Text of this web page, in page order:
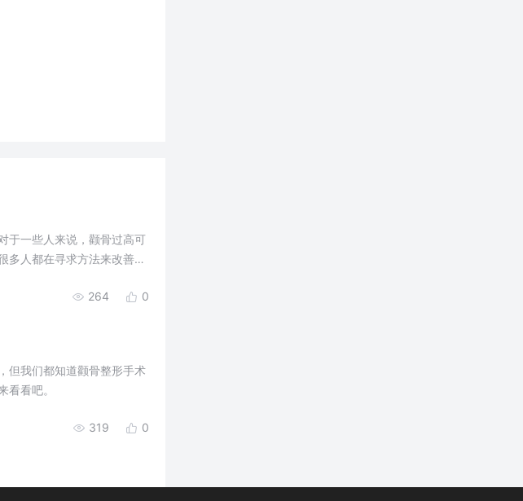
于一些人来说，颧骨过高可
多人都在寻求方法来改善这
264 0
但我们都知道颧骨整形手术
看吧。
319 0